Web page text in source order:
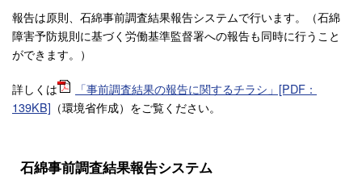
報告は原則、石綿事前調査結果報告システムで行います。（石綿
障害予防規則に基づく労働基準監督署への報告も同時に行うこと
ができます。）
詳しくは
「事前調査結果の報告に関するチラシ」[PDF：
139KB] （環境省作成）をご覧ください。
石綿事前調査結果報告システム